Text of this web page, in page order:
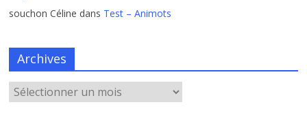
souchon Céline dans Test – Animots
Archives